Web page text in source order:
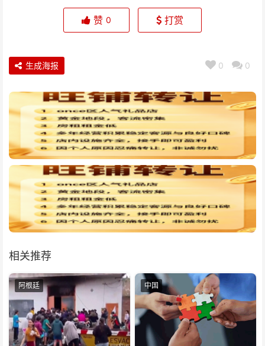
赞 0 打赏
0 0
生成海报
相关推荐
阿根廷 中国